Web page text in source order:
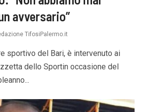
avversario”
TifosiPalermo.it
sportivo del Bari, è intervenuto ai
dello Sportin occasione del